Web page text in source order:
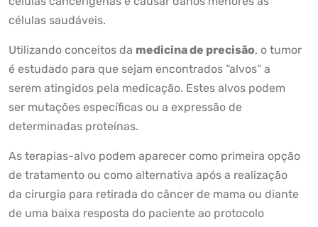
células saudáveis.
Utilizando conceitos da medicina de precisão, o tumor
é estudado para que sejam encontrados “alvos” a
serem atingidos pela medicação. Estes alvos podem
ser mutações específicas ou a expressão de
determinadas proteínas.
As terapias-alvo podem aparecer como primeira opção
de tratamento ou como alternativa após a realização
da cirurgia para retirada do câncer de mama ou diante
de uma baixa resposta do paciente ao protocolo